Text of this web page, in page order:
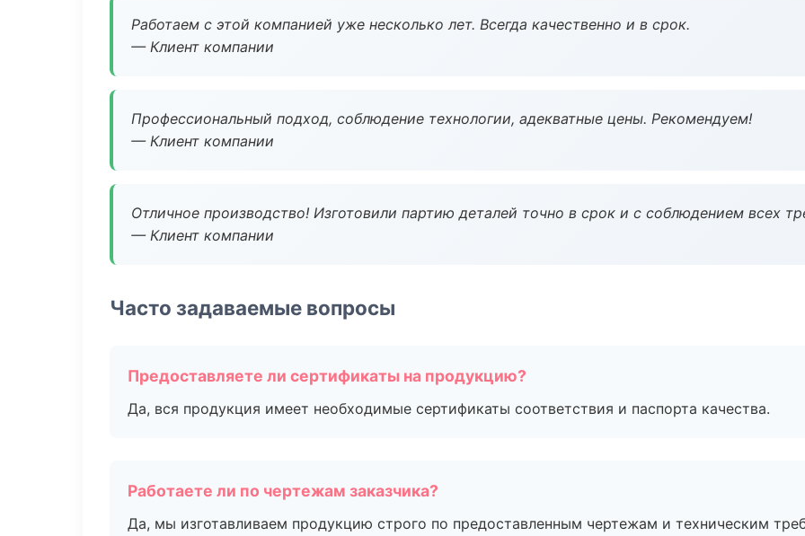
Работаем с этой компанией уже несколько лет. Всегда качественно и в срок.
— Клиент компании
Профессиональный подход, соблюдение технологии, адекватные цены. Рекомендуем!
— Клиент компании
Отличное производство! Изготовили партию деталей точно в срок и с соблюдением всех
— Клиент компании
Часто задаваемые вопросы
Предоставляете ли сертификаты на продукцию?
Да, вся продукция имеет необходимые сертификаты соответствия и паспорта качества.
Работаете ли по чертежам заказчика?
Да, мы изготавливаем продукцию строго по предоставленным чертежам и техническим